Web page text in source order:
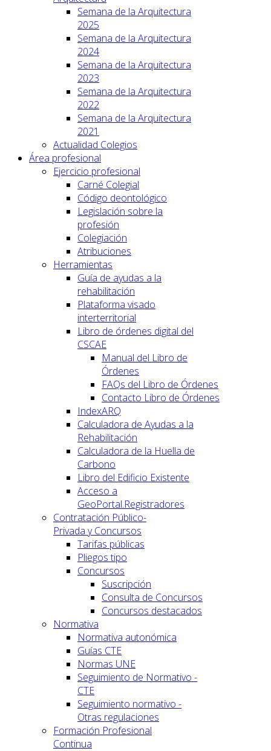
Semana de la Arquitectura
2025
Semana de la Arquitectura
2024
Semana de la Arquitectura
2023
Semana de la Arquitectura
2022
Semana de la Arquitectura
2021
Actualidad Colegios
Área profesional
Ejercicio profesional
Carné Colegial
Código deontológico
Legislación sobre la
profesión
Colegiación
Atribuciones
Herramientas
Guía de ayudas a la
rehabilitación
Plataforma visado
interterritorial
Libro de órdenes digital del
CSCAE
Manual del Libro de
Órdenes
FAQs del Libro de Órdenes
Contacto Libro de Órdenes
IndexARQ
Calculadora de Ayudas a la
Rehabilitación
Calculadora de la Huella de
Carbono
Libro del Edificio Existente
Acceso a
GeoPortal.Registradores
Contratación Público-
Privada y Concursos
Tarifas públicas
Pliegos tipo
Concursos
Suscripción
Consulta de Concursos
Concursos destacados
Normativa
Normativa autonómica
Guías CTE
Normas UNE
Seguimiento de Normativo -
CTE
Seguimiento normativo -
Otras regulaciones
Formación Profesional
Continua